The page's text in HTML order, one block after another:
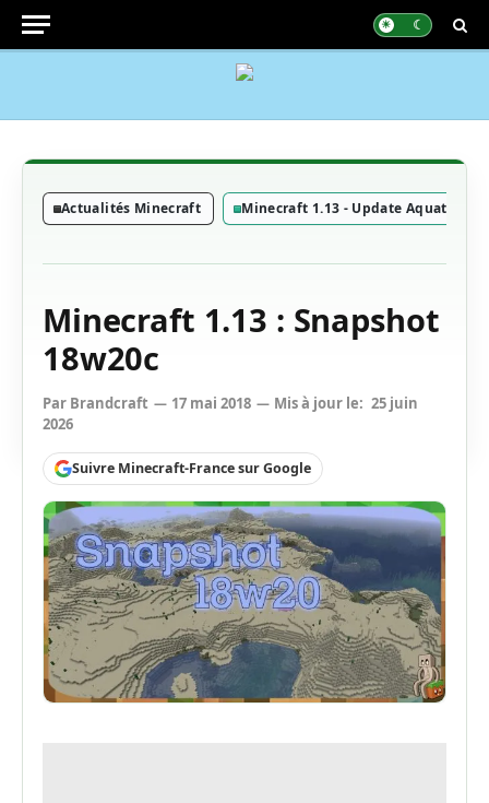
Actualités Minecraft Minecraft 1.13 - Update Aquatic
Minecraft 1.13 : Snapshot
18w20c
Par Brandcraft 17 mai 2018 Mis à jour le: 25 juin
2026
Suivre Minecraft-France sur Google